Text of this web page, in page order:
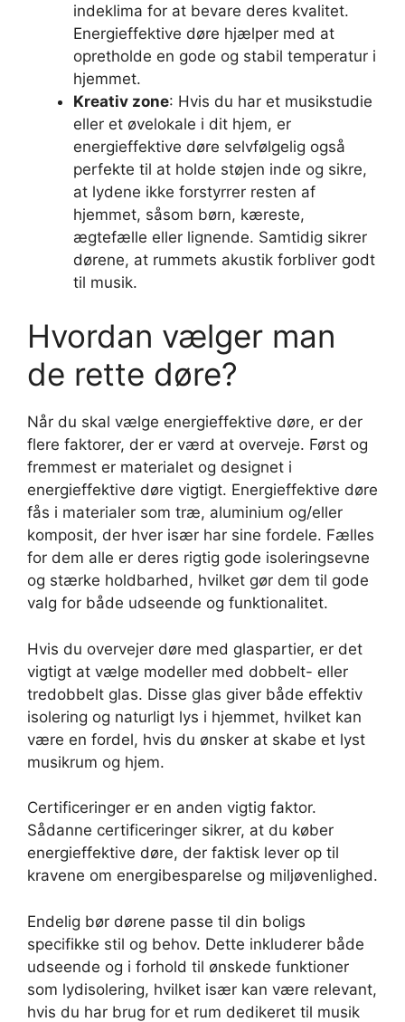
indeklima for at bevare deres kvalitet.
Energieffektive døre hjælper med at
opretholde en gode og stabil temperatur i
hjemmet.
Kreativ zone: Hvis du har et musikstudie
eller et øvelokale i dit hjem, er
energieffektive døre selvfølgelig også
perfekte til at holde støjen inde og sikre,
at lydene ikke forstyrrer resten af
hjemmet, såsom børn, kæreste,
ægtefælle eller lignende. Samtidig sikrer
dørene, at rummets akustik forbliver godt
til musik.
Hvordan vælger man
de rette døre?
Når du skal vælge energieffektive døre, er der
flere faktorer, der er værd at overveje. Først og
fremmest er materialet og designet i
energieffektive døre vigtigt. Energieffektive døre
fås i materialer som træ, aluminium og/eller
komposit, der hver især har sine fordele. Fælles
for dem alle er deres rigtig gode isoleringsevne
og stærke holdbarhed, hvilket gør dem til gode
valg for både udseende og funktionalitet.
Hvis du overvejer døre med glaspartier, er det
vigtigt at vælge modeller med dobbelt- eller
tredobbelt glas. Disse glas giver både effektiv
isolering og naturligt lys i hjemmet, hvilket kan
være en fordel, hvis du ønsker at skabe et lyst
musikrum og hjem.
Certificeringer er en anden vigtig faktor.
Sådanne certificeringer sikrer, at du køber
energieffektive døre, der faktisk lever op til
kravene om energibesparelse og miljøvenlighed.
Endelig bør dørene passe til din boligs
specifikke stil og behov. Dette inkluderer både
udseende og i forhold til ønskede funktioner
som lydisolering, hvilket især kan være relevant,
hvis du har brug for et rum dedikeret til musik